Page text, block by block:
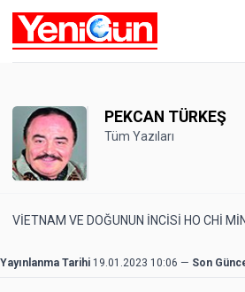
PEKCAN TÜRKEŞ
Tüm Yazıları
VİETNAM VE DOĞUNUN İNCİSİ HO CHİ
Yayınlanma Tarihi 19.01.2023 10:06 — Son